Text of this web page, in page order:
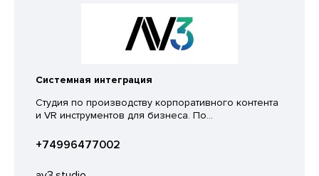
Системная интеграция
Студия по производству корпоративного контента
и VR инструментов для бизнеса. По...
+74996477002